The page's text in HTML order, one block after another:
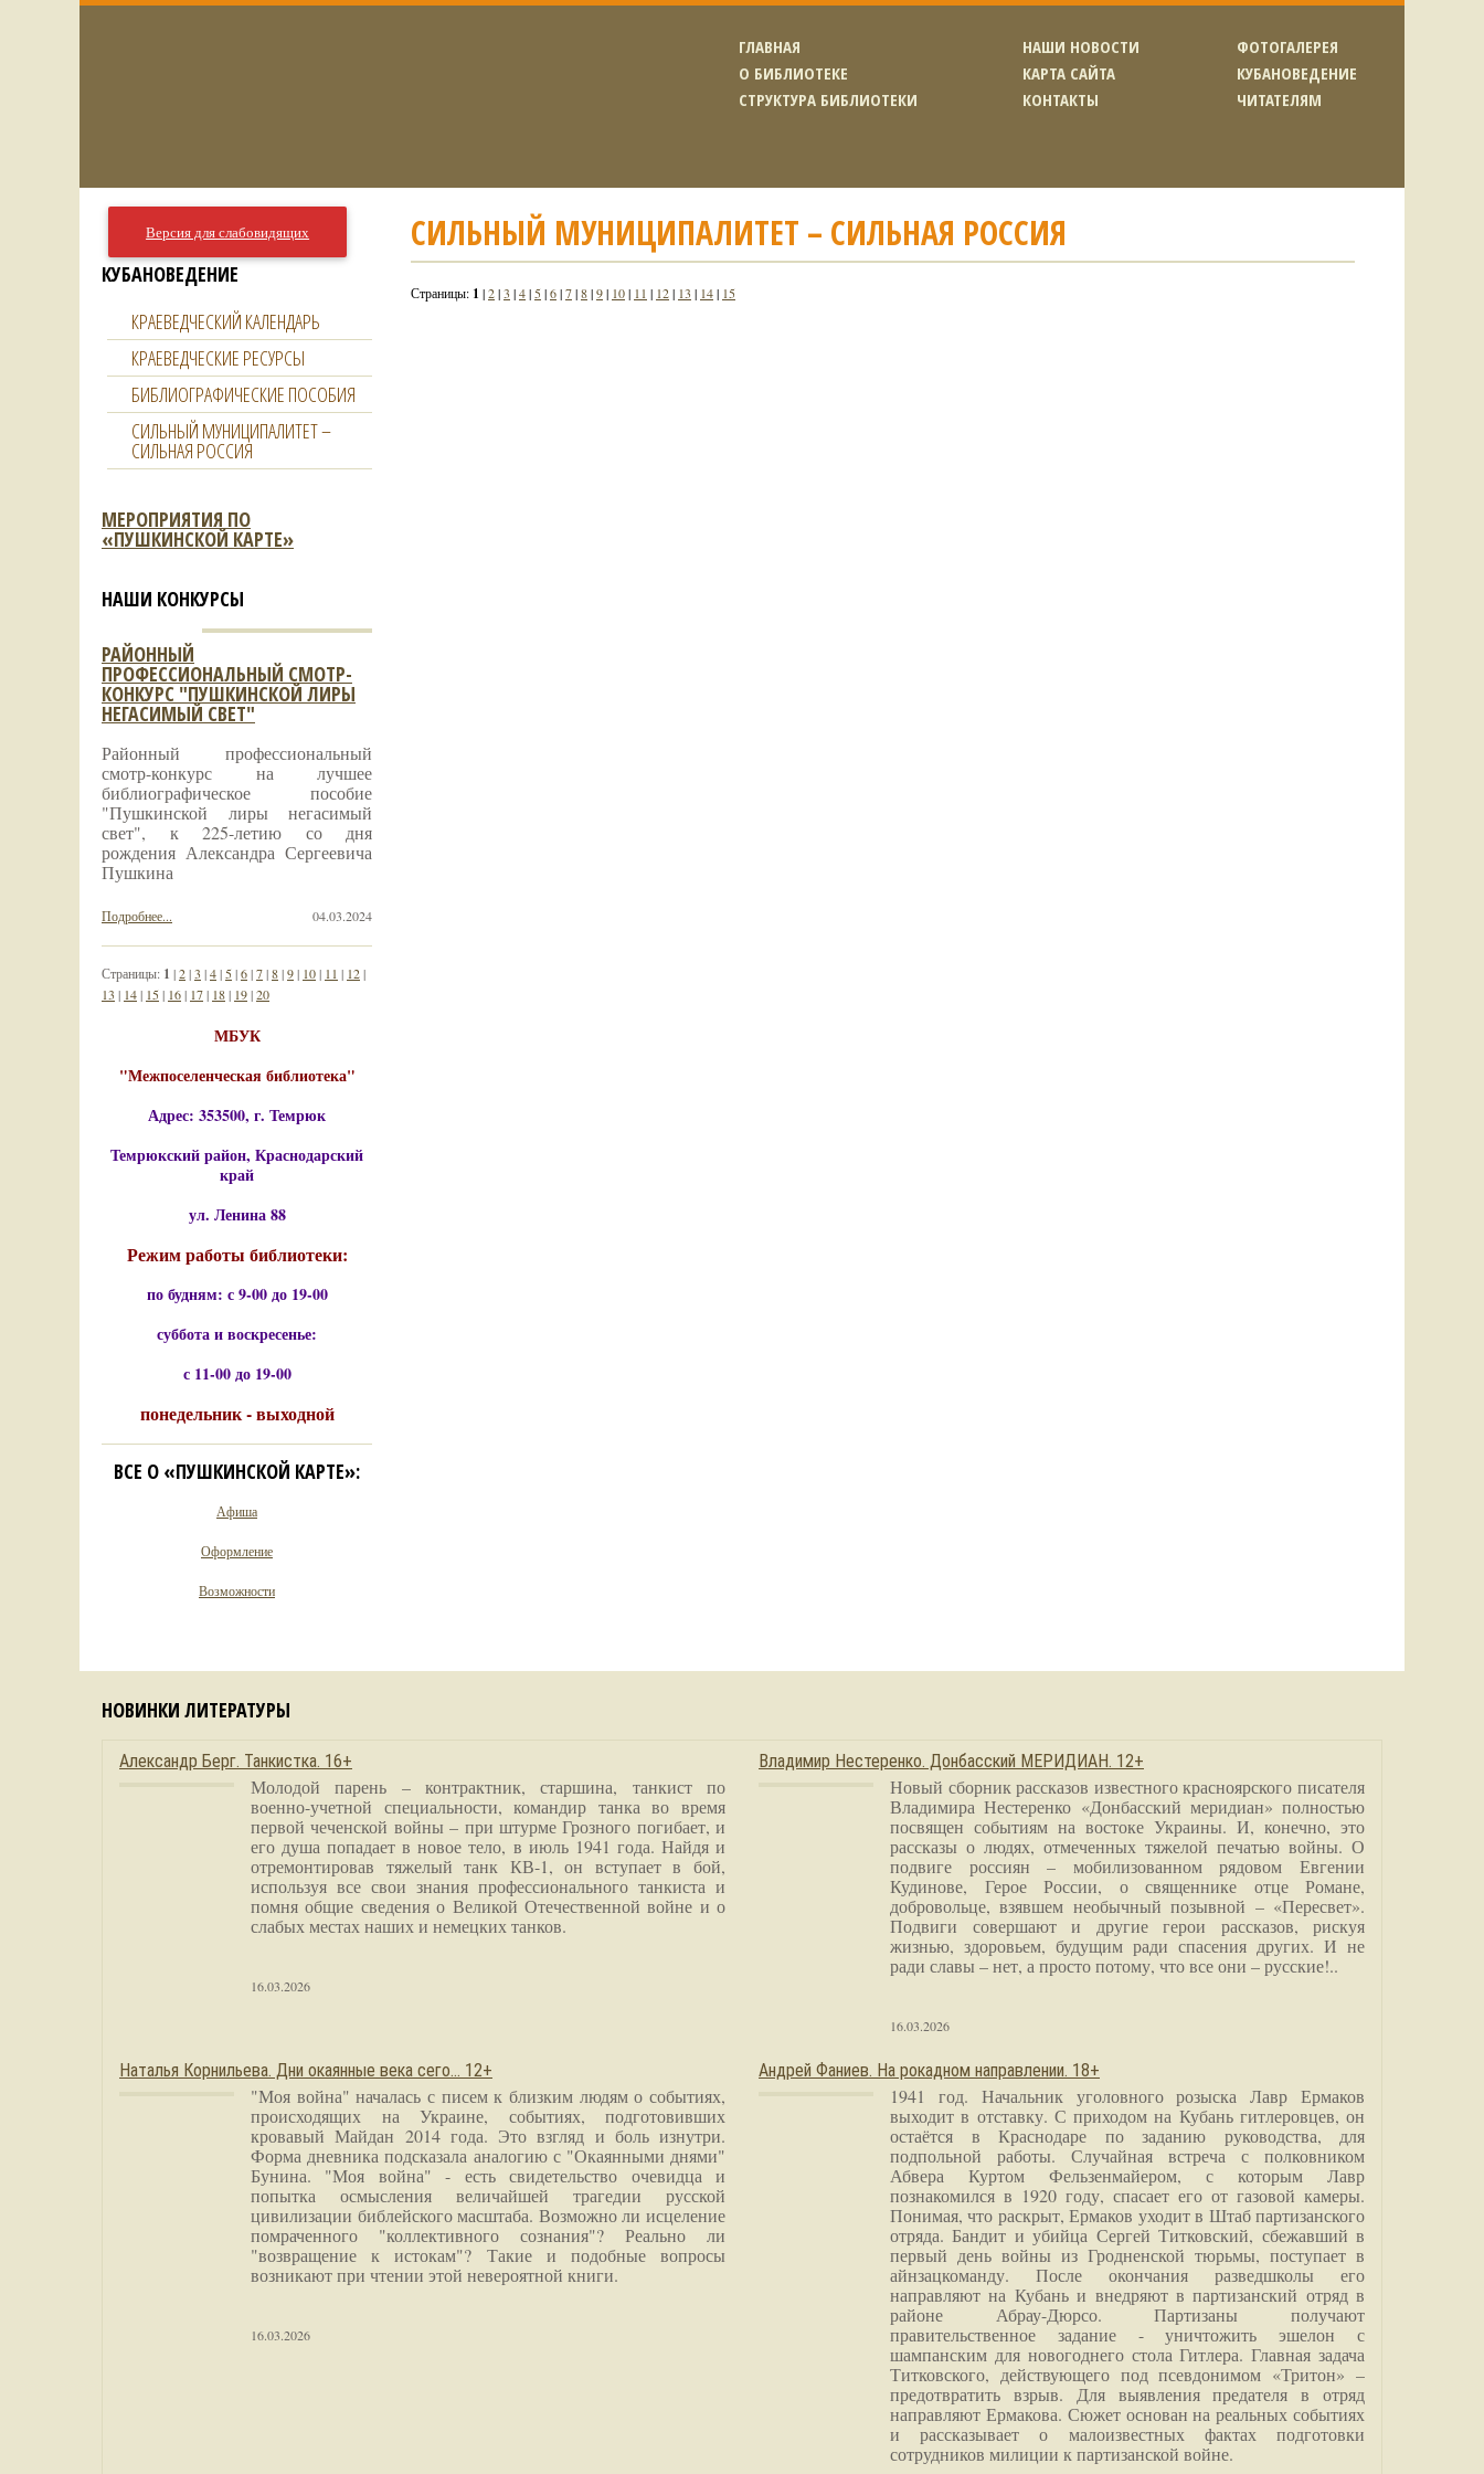
ГЛАВНАЯ
О БИБЛИОТЕКЕ
СТРУКТУРА БИБЛИОТЕКИ
НАШИ НОВОСТИ
КАРТА САЙТА
КОНТАКТЫ
ФОТОГАЛЕРЕЯ
КУБАНОВЕДЕНИЕ
ЧИТАТЕЛЯМ
СИЛЬНЫЙ МУНИЦИПАЛИТЕТ – СИЛЬНАЯ РОССИЯ
Страницы: 1 |2|3 |4| 5|6|7|8|9| 10| 11 | 12| 13 | 14| 15
Версия для слабовидящих
КУБАНОВЕДЕНИЕ
КРАЕВЕДЧЕСКИЙ КАЛЕНДАРЬ
КРАЕВЕДЧЕСКИЕ РЕСУРСЫ
БИБЛИОГРАФИЧЕСКИЕ ПОСОБИЯ
СИЛЬНЫЙ МУНИЦИПАЛИТЕТ –
СИЛЬНАЯ РОССИЯ
МЕРОПРИЯТИЯ ПО
«ПУШКИНСКОЙ КАРТЕ»
НАШИ КОНКУРСЫ
РАЙОННЫЙ
ПРОФЕССИОНАЛЬНЫЙ СМОТР-
КОНКУРС "ПУШКИНСКОЙ ЛИРЫ
НЕГАСИМЫЙ СВЕТ"
Районный профессиональный
смотр-конкурс на лучшее
библиографическое пособие
"Пушкинской лиры негасимый
свет", к 225-летию со дня
рождения Александра Сергеевича
Пушкина
04.03.2024
Подробнее...
Страницы: 1 |2|3 |4| 5|6|7|8|9| 10| 11 | 12|
13 | 14| 15| 16| 17| 18| 19|20
МБУК
"Межпоселенческая библиотека"
Адрес: 353500, г. Темрюк
Темрюкский район, Краснодарский
край
ул. Ленина 88
Режим работы библиотеки:
по будням: с 9-00 до 19-00
суббота и воскресенье:
с 11-00 до 19-00
понедельник - выходной
ВСЕ О «ПУШКИНСКОЙ КАРТЕ»:
Афиша
Оформление
Возможности
НОВИНКИ ЛИТЕРАТУРЫ
Александр Берг. Танкистка. 16+
Молодой парень – контрактник, старшина, танкист по
военно-учетной специальности, командир танка во время
первой чеченской войны – при штурме Грозного погибает, и
его душа попадает в новое тело, в июль 1941 года. Найдя и
отремонтировав тяжелый танк КВ-1, он вступает в бой,
используя все свои знания профессионального танкиста и
помня общие сведения о Великой Отечественной войне и о
слабых местах наших и немецких танков.
16.03.2026
Владимир Нестеренко. Донбасский МЕРИДИАН. 12+
Новый сборник рассказов известного красноярского писателя
Владимира Нестеренко «Донбасский меридиан» полностью
посвящен событиям на востоке Украины. И, конечно, это
рассказы о людях, отмеченных тяжелой печатью войны. О
подвиге россиян – мобилизованном рядовом Евгении
Кудинове, Герое России, о священнике отце Романе,
добровольце, взявшем необычный позывной – «Пересвет».
Подвиги совершают и другие герои рассказов, рискуя
жизнью, здоровьем, будущим ради спасения других. И не
ради славы – нет, а просто потому, что все они – русские!..
16.03.2026
Наталья Корнильева. Дни окаянные века сего… 12+
"Моя война" началась с писем к близким людям о событиях,
происходящих на Украине, событиях, подготовивших
кровавый Майдан 2014 года. Это взгляд и боль изнутри.
Форма дневника подсказала аналогию с "Окаянными днями"
Бунина. "Моя война" - есть свидетельство очевидца и
попытка осмысления величайшей трагедии русской
цивилизации библейского масштаба. Возможно ли исцеление
помраченного "коллективного сознания"? Реально ли
"возвращение к истокам"? Такие и подобные вопросы
возникают при чтении этой невероятной книги.
16.03.2026
Андрей Фаниев. На рокадном направлении. 18+
1941 год. Начальник уголовного розыска Лавр Ермаков
выходит в отставку. С приходом на Кубань гитлеровцев, он
остаётся в Краснодаре по заданию руководства, для
подпольной работы. Случайная встреча с полковником
Абвера Куртом Фельзенмайером, с которым Лавр
познакомился в 1920 году, спасает его от газовой камеры.
Понимая, что раскрыт, Ермаков уходит в Штаб партизанского
отряда. Бандит и убийца Сергей Титковский, сбежавший в
первый день войны из Гродненской тюрьмы, поступает в
айнзацкоманду. После окончания разведшколы его
направляют на Кубань и внедряют в партизанский отряд в
районе Абрау-Дюрсо. Партизаны получают
правительственное задание - уничтожить эшелон с
шампанским для новогоднего стола Гитлера. Главная задача
Титковского, действующего под псевдонимом «Тритон» –
предотвратить взрыв. Для выявления предателя в отряд
направляют Ермакова. Сюжет основан на реальных событиях
и рассказывает о малоизвестных фактах подготовки
сотрудников милиции к партизанской войне.